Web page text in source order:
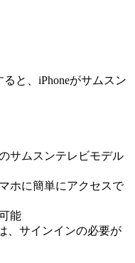
と、iPhoneがサムスン
サムスンテレビモデル
ホに簡単にアクセスで
能
、サインインの必要が